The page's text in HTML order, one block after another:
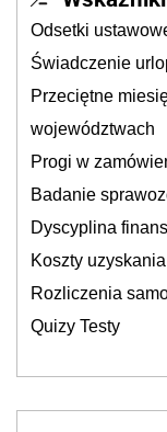
Odsetki
Świadczenie
Przeciętne
województwach
Progi w
Badanie
Dyscyplina
Koszty
Rozliczenia
Quizy Testy